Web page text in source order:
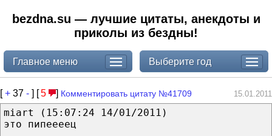
bezdna.su — лучшие цитаты, анекдоты и
приколы из бездны!
Главное меню Выберите год
[+ 37 - ] [5 ] Комментировать цитату №41709 15.01.2011
miart (15:07:24 14/01/2011)
это пипеееец